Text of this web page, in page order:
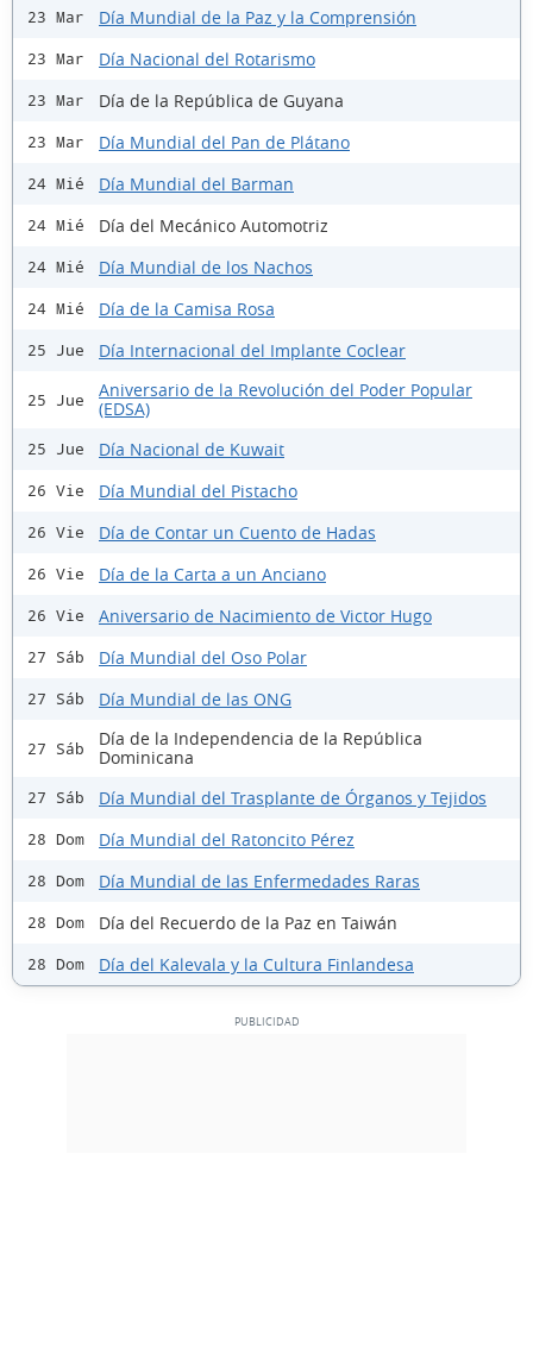
23 Mar Día Mundial de la Paz y la Comprensión
23 Mar Día Nacional del Rotarismo
23 Mar Día de la República de Guyana
23 Mar Día Mundial del Pan de Plátano
24 Mié Día Mundial del Barman
24 Mié Día del Mecánico Automotriz
24 Mié Día Mundial de los Nachos
24 Mié Día de la Camisa Rosa
25 Jue Día Internacional del Implante Coclear
25 Jue
Aniversario de la Revolución del Poder Popular
(EDSA)
25 Jue Día Nacional de Kuwait
26 Vie Día Mundial del Pistacho
26 Vie Día de Contar un Cuento de Hadas
26 Vie Día de la Carta a un Anciano
26 Vie Aniversario de Nacimiento de Victor Hugo
27 Sáb Día Mundial del Oso Polar
27 Sáb Día Mundial de las ONG
27 Sáb
Día de la Independencia de la República
Dominicana
27 Sáb Día Mundial del Trasplante de Órganos y Tejidos
28 Dom Día Mundial del Ratoncito Pérez
28 Dom Día Mundial de las Enfermedades Raras
28 Dom Día del Recuerdo de la Paz en Taiwán
28 Dom Día del Kalevala y la Cultura Finlandesa